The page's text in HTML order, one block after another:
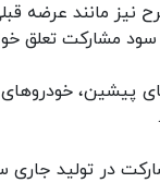
نیز مانند عرضه
سود مشارکت تعلق
خودروهای
در تولید جاری